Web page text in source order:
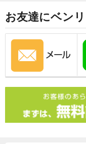
お友達にベン